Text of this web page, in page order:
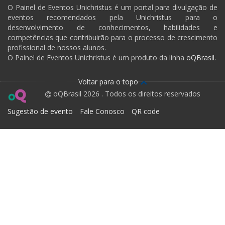
O Painel de Eventos Unichristus é um portal para divulgação de
eventos recomendados pela Unichristus para o
desenvolvimento de conhecimentos, habilidades e
competências que contribuirão para o processo de crescimento
profissional de nossos alunos.
O Painel de Eventos Unichristus é um produto da linha oQBrasil.
Voltar para o topo
oQBrasil 2026 . Todos os direitos reservados
Sugestão de evento
Fale Conosco QR code